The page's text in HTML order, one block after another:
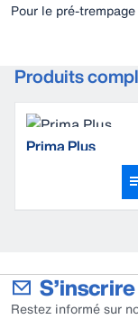
Pour le pré-
Produits
Prima Plus
Restez informé sur